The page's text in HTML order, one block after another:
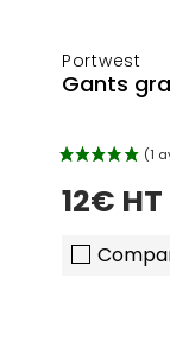
Portwest
Gants
12€ HT